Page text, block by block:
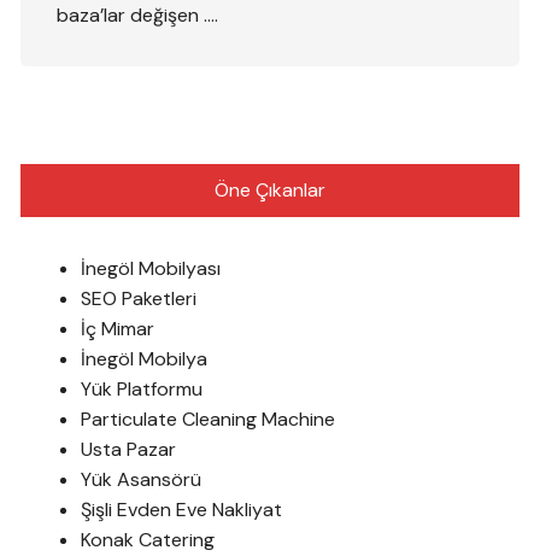
baza’lar değişen ….
Öne Çıkanlar
İnegöl Mobilyası
SEO Paketleri
İç Mimar
İnegöl Mobilya
Yük Platformu
Particulate Cleaning Machine
Usta Pazar
Yük Asansörü
Şişli Evden Eve Nakliyat
Konak Catering